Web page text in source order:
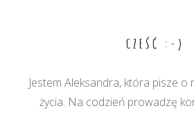
CZEŚĆ :-)
Jestem Aleksandra, która pisze o
życia. Na codzień prowadzę